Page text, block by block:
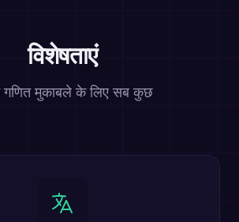
विशेषताएं
गणित मुकाबले के लिए सब कुछ